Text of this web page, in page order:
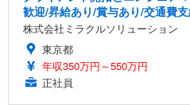
歓迎/昇給あり/賞与あり/交通費
株式会社ミラクルソリューション
東京都
年収350万円～550万円
正社員